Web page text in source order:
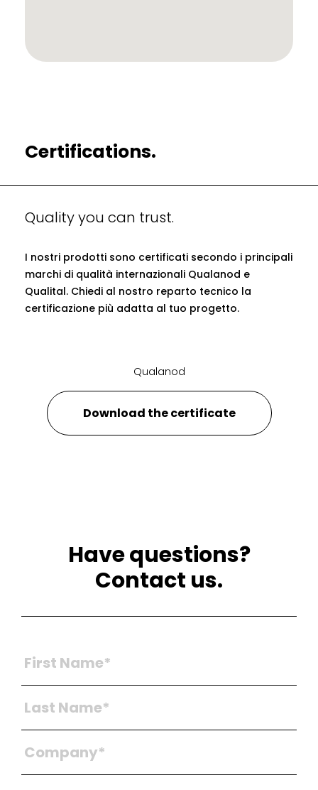
Certifications.
Quality you can trust.
I nostri prodotti sono certificati secondo i principali
marchi di qualità internazionali Qualanod e
Qualital. Chiedi al nostro reparto tecnico la
certificazione più adatta al tuo progetto.
Qualanod
Download the certificate
Have questions?
Contact us.